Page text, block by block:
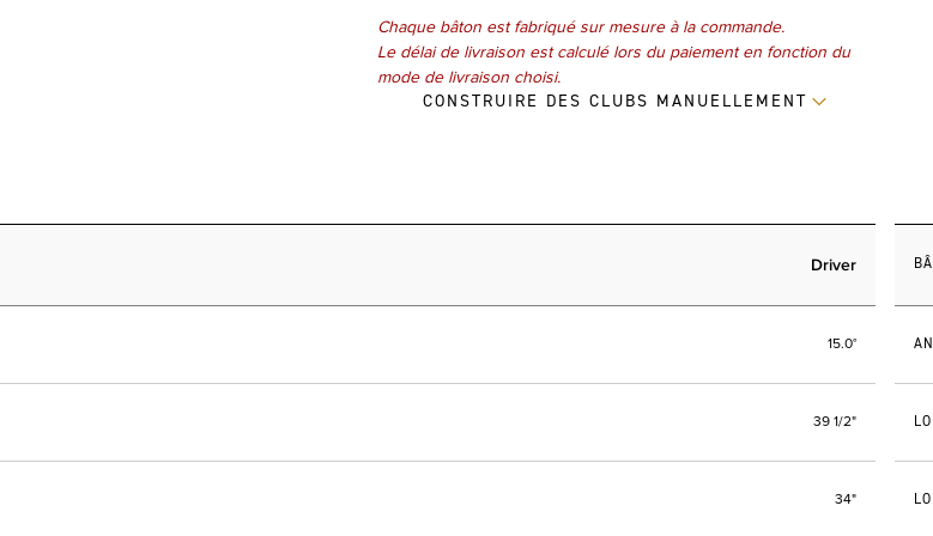
Chaque bâton est fabriqué sur mesure à la commande.
Le délai de livraison est calculé lors du paiement en fonction du
mode de livraison choisi.
CONSTRUIRE DES CLUBS MANUELLEMENT
Driver
15.0°
39 1/2"
34"